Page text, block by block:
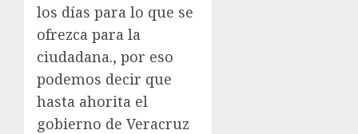
los días para lo que se
ofrezca para la
ciudadana., por eso
podemos decir que
hasta ahorita el
gobierno de Veracruz